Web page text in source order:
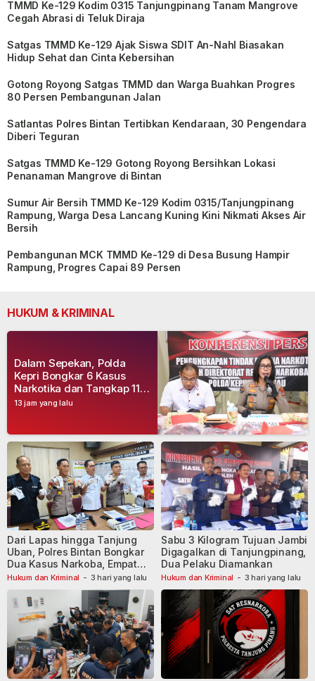
TMMD Ke-129 Kodim 0315 Tanjungpinang Tanam Mangrove
Cegah Abrasi di Teluk Diraja
Satgas TMMD Ke-129 Ajak Siswa SDIT An-Nahl Biasakan
Hidup Sehat dan Cinta Kebersihan
Gotong Royong Satgas TMMD dan Warga Buahkan Progres
80 Persen Pembangunan Jalan
Satlantas Polres Bintan Tertibkan Kendaraan, 30 Pengendara
Diberi Teguran
Satgas TMMD Ke-129 Gotong Royong Bersihkan Lokasi
Penanaman Mangrove di Bintan
Sumur Air Bersih TMMD Ke-129 Kodim 0315/Tanjungpinang
Rampung, Warga Desa Lancang Kuning Kini Nikmati Akses Air
Bersih
Pembangunan MCK TMMD Ke-129 di Desa Busung Hampir
Rampung, Progres Capai 89 Persen
HUKUM & KRIMINAL
13 jam yang lalu
Dalam Sepekan, Polda
Kepri Bongkar 6 Kasus
Narkotika dan Tangkap 11
Tersangka
Hukum dan Kriminal - 3 hari yang lalu
Dari Lapas hingga Tanjung
Uban, Polres Bintan Bongkar
Dua Kasus Narkoba, Empat
Tersangka Dibekuk
Hukum dan Kriminal - 3 hari yang lalu
Sabu 3 Kilogram Tujuan Jambi
Digagalkan di Tanjungpinang,
Dua Pelaku Diamankan